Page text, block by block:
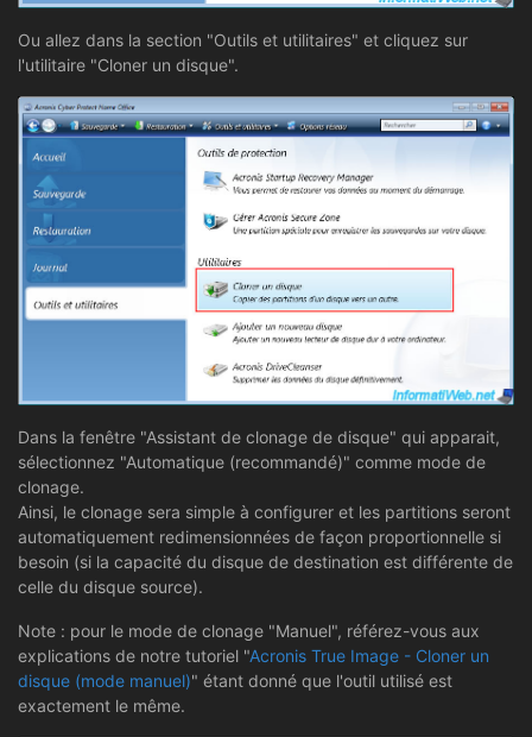
Ou allez dans la section "Outils et utilitaires" et cliquez sur
l'utilitaire "Cloner un disque".
Dans la fenêtre "Assistant de clonage de disque" qui apparait,
sélectionnez "Automatique (recommandé)" comme mode de
clonage.
Ainsi, le clonage sera simple à configurer et les partitions seront
automatiquement redimensionnées de façon proportionnelle si
besoin (si la capacité du disque de destination est différente de
celle du disque source).
Note : pour le mode de clonage "Manuel", référez-vous aux
explications de notre tutoriel "Acronis True Image - Cloner un
disque (mode manuel)" étant donné que l'outil utilisé est
exactement le même.